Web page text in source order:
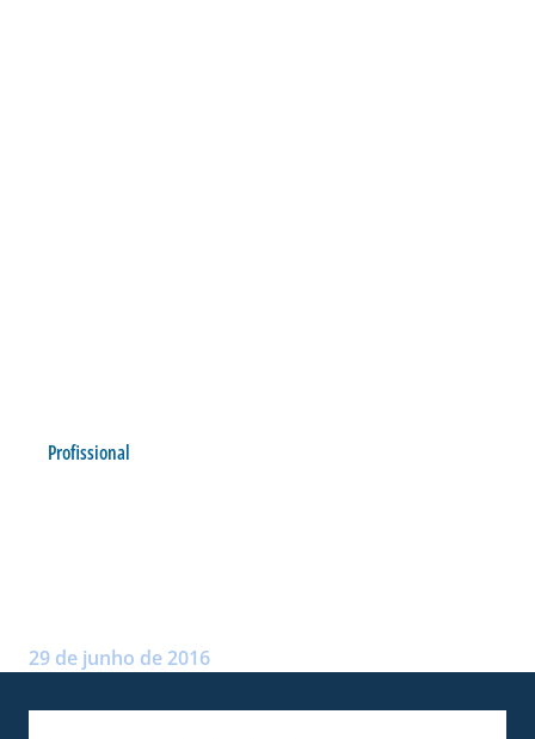
Profissional
29 de junho de 2016